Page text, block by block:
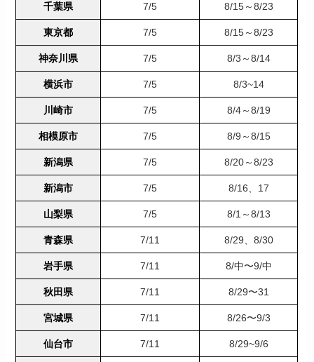
千葉県 7/5 8/15～8/23
東京都 7/5 8/15～8/23
神奈川県 7/5 8/3～8/14
横浜市 7/5 8/3~14
川崎市 7/5 8/4～8/19
相模原市 7/5 8/9～8/15
新潟県 7/5 8/20～8/23
新潟市 7/5 8/16、17
山梨県 7/5 8/1～8/13
青森県 7/11 8/29、8/30
岩手県 7/11 8/中〜9/中
秋田県 7/11 8/29〜31
宮城県 7/11 8/26〜9/3
仙台市 7/11 8/29~9/6